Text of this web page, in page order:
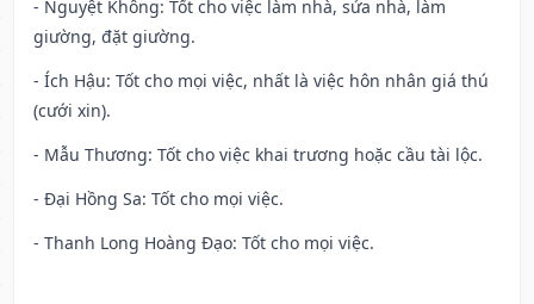
- Nguyệt Không: Tốt cho việc làm nhà, sửa nhà, làm
giường, đặt giường.
- Ích Hậu: Tốt cho mọi việc, nhất là việc hôn nhân giá thú
(cưới xin).
- Mẫu Thương: Tốt cho việc khai trương hoặc cầu tài lộc.
- Đại Hồng Sa: Tốt cho mọi việc.
- Thanh Long Hoàng Đạo: Tốt cho mọi việc.